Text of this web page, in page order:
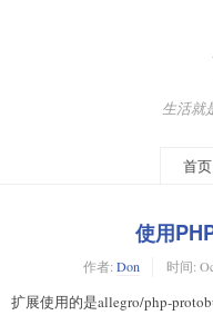
生活就
首页
使用
作者: Don 时间:
扩展使用的是allegro/php-